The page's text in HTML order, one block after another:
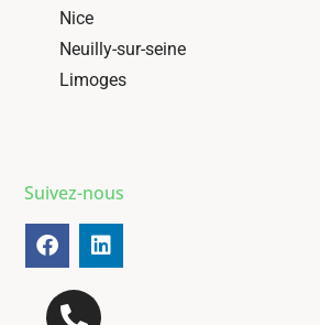
Nice
Neuilly-sur-seine
Limoges
Suivez-nous